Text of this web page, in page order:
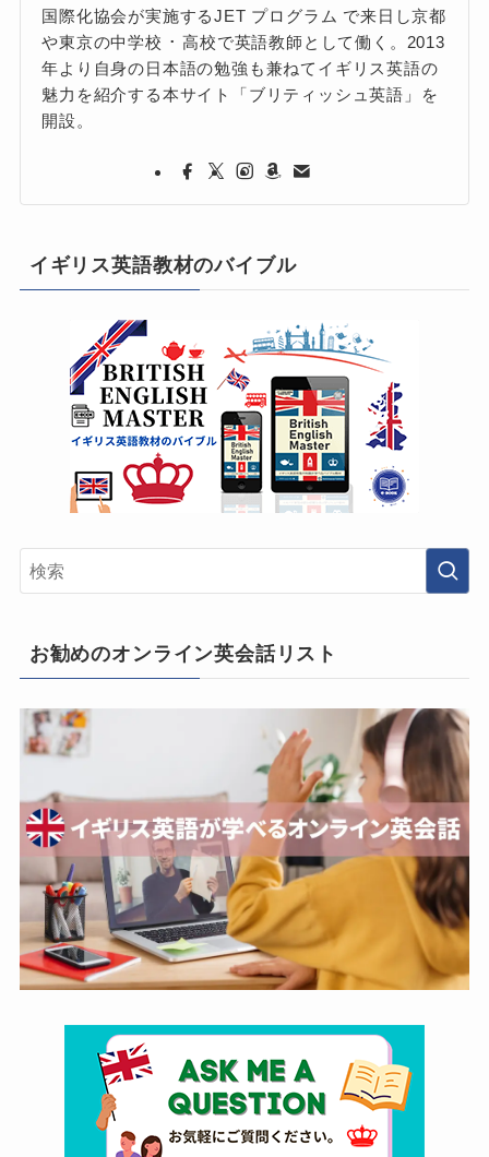
国際化協会が実施するJET プログラム で来日し京都
や東京の中学校 ･ 高校で英語教師として働く。2013
年より自身の日本語の勉強も兼ねてイギリス英語の
魅力を紹介する本サイト「ブリティッシュ英語」を
開設。
イギリス英語教材のバイブル
お勧めのオンライン英会話リスト